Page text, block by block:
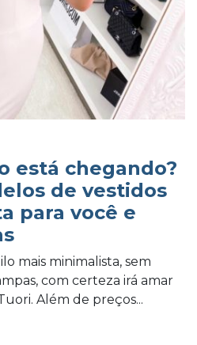
está chegando?
de vestidos
para você e
mais minimalista, sem
com certeza irá amar
Além de preços...